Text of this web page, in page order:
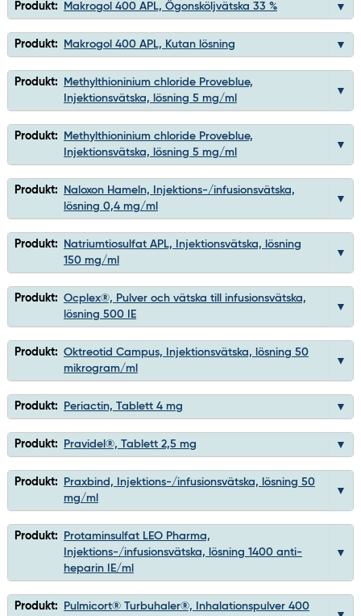
Produkt: Makrogol 400 APL, Ögonsköljvätska 33 %
Produkt: Makrogol 400 APL, Kutan lösning
Produkt:
Methylthioninium chloride Proveblue,
Injektionsvätska, lösning 5 mg/ml
Produkt:
Methylthioninium chloride Proveblue,
Injektionsvätska, lösning 5 mg/ml
Produkt:
Naloxon Hameln, Injektions-/infusionsvätska,
lösning 0,4 mg/ml
Produkt:
Natriumtiosulfat APL, Injektionsvätska, lösning
150 mg/ml
Produkt: Ocplex®, Pulver och vätska till infusionsvätska,
lösning 500 IE
Produkt: Oktreotid Campus, Injektionsvätska, lösning 50
mikrogram/ml
Produkt: Periactin, Tablett 4 mg
Produkt: Pravidel®, Tablett 2,5 mg
Produkt:
Praxbind, Injektions-/infusionsvätska, lösning 50
mg/ml
Produkt:
Protaminsulfat LEO Pharma,
Injektions-/infusionsvätska, lösning 1400 anti-
heparin IE/ml
Produkt:
Pulmicort® Turbuhaler®, Inhalationspulver 400